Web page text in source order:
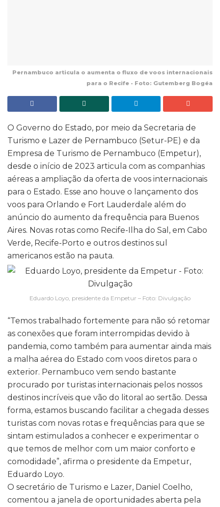
Pernambuco articula o aumenta o fluxo de voos internacionais
para o Recife - Foto: Gutemberg Bogéa
O Governo do Estado, por meio da Secretaria de
Turismo e Lazer de Pernambuco (Setur-PE) e da
Empresa de Turismo de Pernambuco (Empetur),
desde o início de 2023 articula com as companhias
aéreas a ampliação da oferta de voos internacionais
para o Estado. Esse ano houve o lançamento dos
voos para Orlando e Fort Lauderdale além do
anúncio do aumento da frequência para Buenos
Aires. Novas rotas como Recife-Ilha do Sal, em Cabo
Verde, Recife-Porto e outros destinos sul
americanos estão na pauta.
Eduardo Loyo, presidente da Empetur – Foto: Divulgação
“Temos trabalhado fortemente para não só retomar
as conexões que foram interrompidas devido à
pandemia, como também para aumentar ainda mais
a malha aérea do Estado com voos diretos para o
exterior. Pernambuco vem sendo bastante
procurado por turistas internacionais pelos nossos
destinos incríveis que vão do litoral ao sertão. Dessa
forma, estamos buscando facilitar a chegada desses
turistas com novas rotas e frequências para que se
sintam estimulados a conhecer e experimentar o
que temos de melhor com um maior conforto e
comodidade”, afirma o presidente da Empetur,
Eduardo Loyo.
O secretário de Turismo e Lazer, Daniel Coelho,
comentou a janela de oportunidades aberta pela